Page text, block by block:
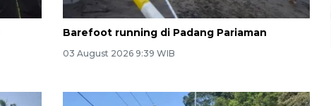
Barefoot running di Padang Pariaman
03 August 2026 9:39 WIB